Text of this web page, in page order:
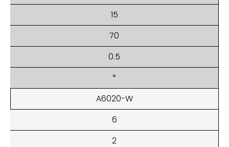
15
70
0.5
*
A6020-W
6
2